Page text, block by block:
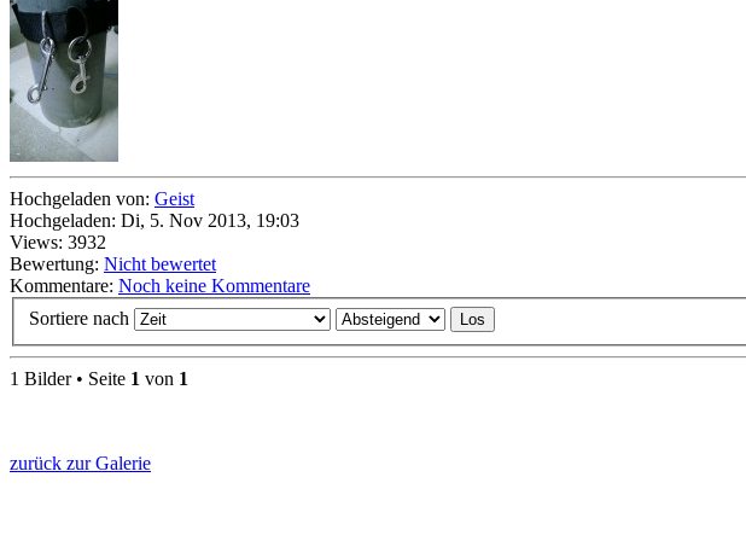
Hochgeladen von: Geist
Hochgeladen: Di, 5. Nov 2013, 19:03
Views: 3932
Bewertung: Nicht bewertet
Kommentare: Noch keine Kommentare
Sortiere nach
1 Bilder • Seite 1 von 1
zurück zur Galerie